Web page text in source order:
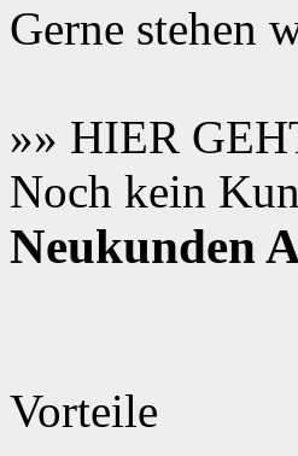
Gerne stehen
»» HIER
Noch kein
Neukunden
Vorteile